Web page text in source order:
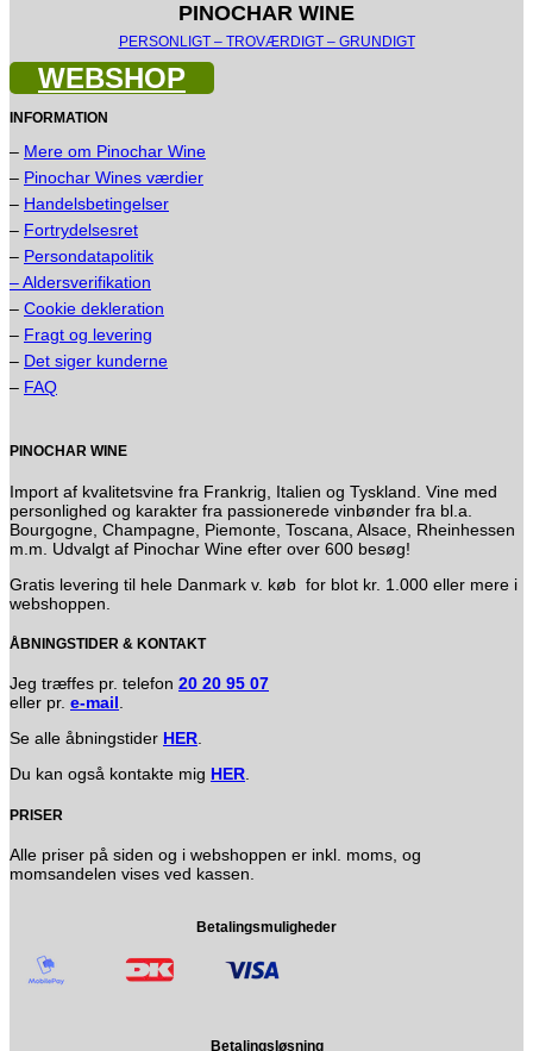
PINOCHAR WINE
PERSONLIGT – TROVÆRDIGT – GRUNDIGT
WEBSHOP
INFORMATION
– Mere om Pinochar Wine
– Pinochar Wines værdier
– Handelsbetingelser
– Fortrydelsesret
– Persondatapolitik
– Aldersverifikation
– Cookie dekleration
– Fragt og levering
– Det siger kunderne
– FAQ
PINOCHAR WINE
Import af kvalitetsvine fra Frankrig, Italien og Tyskland. Vine med
personlighed og karakter fra passionerede vinbønder fra bl.a.
Bourgogne, Champagne, Piemonte, Toscana, Alsace, Rheinhessen
m.m. Udvalgt af Pinochar Wine efter over 600 besøg!
Gratis levering til hele Danmark v. køb for blot kr. 1.000 eller mere i
webshoppen.
ÅBNINGSTIDER & KONTAKT
Jeg træffes pr. telefon 20 20 95 07
eller pr. e-mail.
Se alle åbningstider HER.
Du kan også kontakte mig HER.
PRISER
Alle priser på siden og i webshoppen er inkl. moms, og
momsandelen vises ved kassen.
Betalingsmuligheder
Betalingsløsning